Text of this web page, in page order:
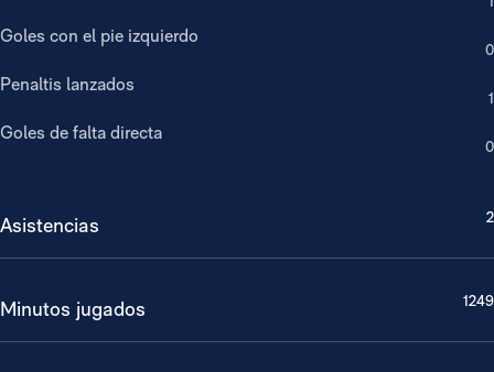
Goles con el pie izquierdo
0
Penaltis lanzados
1
Goles de falta directa
0
Asistencias 2
Minutos jugados 1249